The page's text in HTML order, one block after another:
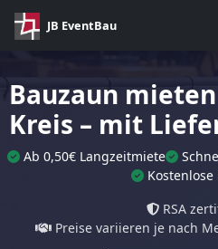
JB EventBau
Bauzaun
Kreis – mit
Ab 0,50€ Langzeitmiete
RSA
Preise variieren je nach